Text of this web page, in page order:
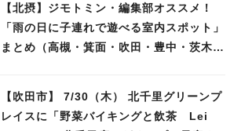
【北摂】ジモトミン・編集部オススメ！
「雨の日に子連れで遊べる室内スポット」
まとめ（高槻・箕面・吹田・豊中・茨木・
【吹田市】 7/30（木） 北千里グリーンプ
レイスに「野菜バイキングと飲茶 Lei